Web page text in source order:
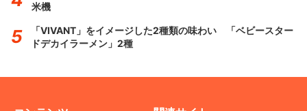
米機
「VIVANT」をイメージした2種類の味わい 「ベビースター
ドデカイラーメン」2種